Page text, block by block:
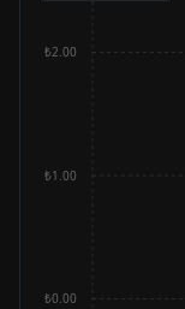
₺0.00
₺1.00
₺2.00